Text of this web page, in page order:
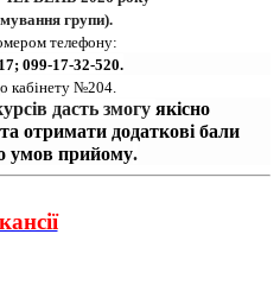
групи).
телефону:
099-17-32-520.
кабінету №204.
дасть змогу якісно
отримати додаткові бали
умов прийому.